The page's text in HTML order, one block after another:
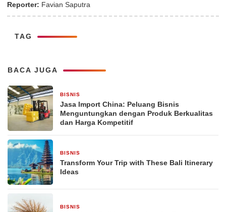
Reporter: Favian Saputra
TAG
BACA JUGA
BISNIS
Jasa Import China: Peluang Bisnis
Menguntungkan dengan Produk Berkualitas
dan Harga Kompetitif
BISNIS
Transform Your Trip with These Bali Itinerary
Ideas
BISNIS